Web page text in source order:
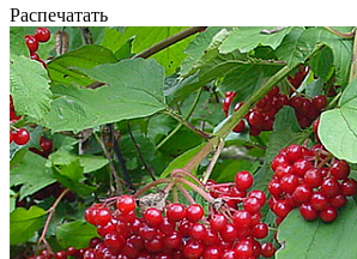
Распечатать